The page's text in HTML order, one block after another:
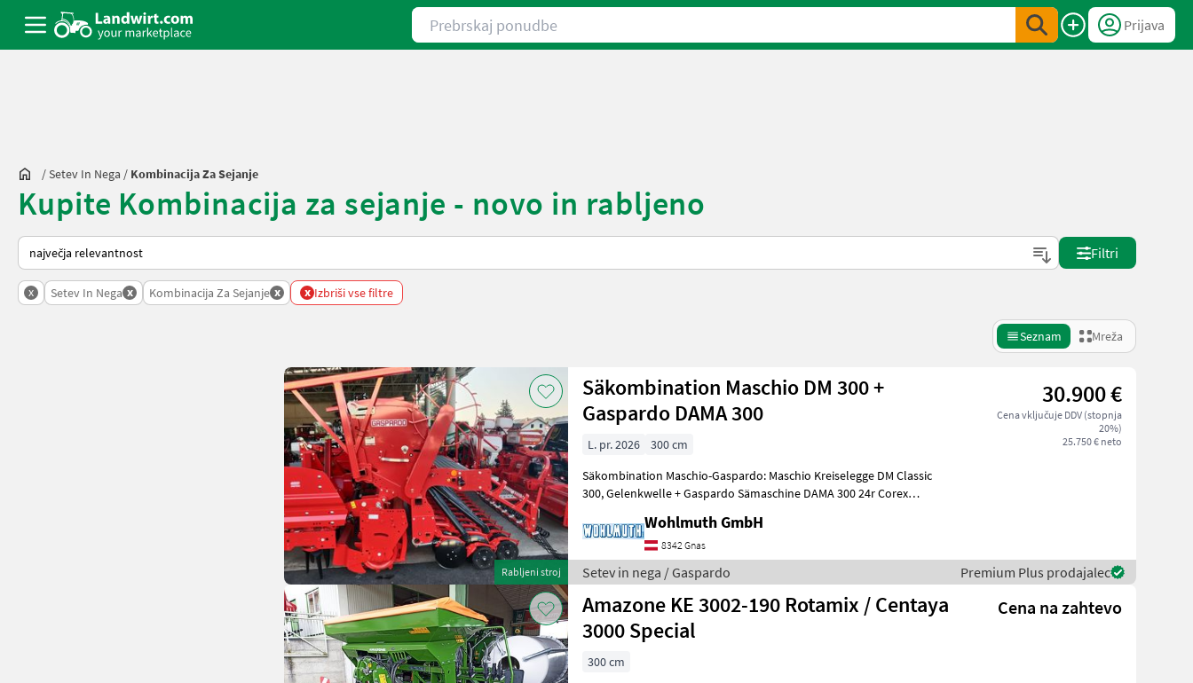
Prebrskaj ponudbe
Prijava
/Setev In Nega / Kombinacija Za Sejanje
Kupite Kombinacija za sejanje - novo in rabljeno
Tako je razvrščeno na Landwirt.com
Filtri
x Setev In Nega x Kombinacija Za Sejanje x x Izbriši vse filtre
Seznam Mreža
Rabljeni stroj
Säkombination Maschio DM 300 +
Gaspardo DAMA 300
30.900 €
Cena vključuje DDV (stopnja
20%)
25.750 € neto
L. pr. 2026
300 cm
Säkombination Maschio-Gaspardo: Maschio Kreiselegge DM Classic
300, Gelenkwelle + Gaspardo Sämaschine DAMA 300 24r Corex
Wohlmuth GmbH
8342 Gnas
Setev in nega / Gaspardo Premium Plus prodajalec
Amazone KE 3002-190 Rotamix / Centaya
3000 Special
Cena na zahtevo
300 cm